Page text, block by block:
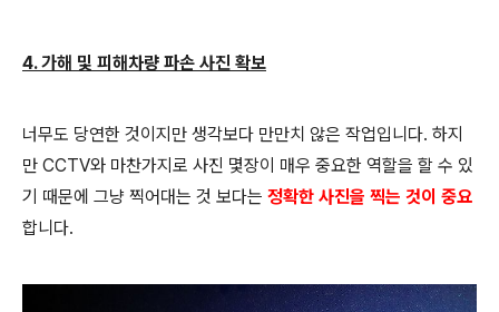
4. 가해 및 피해차량 파손 사진 확보
너무도 당연한 것이지만 생각보다 만만치 않은 작업입니다. 하지
만 CCTV와 마찬가지로 사진 몇장이 매우 중요한 역할을 할 수 있
기 때문에 그냥 찍어대는 것 보다는 정확한 사진을 찍는 것이 중요
합니다.